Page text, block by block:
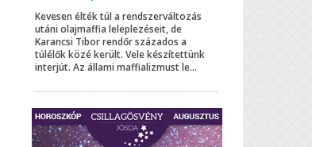
Kevesen élték túl a rendszerváltozás
utáni olajmaffia leleplezéseit, de
Karancsi Tibor rendőr százados a
túlélők közé került. Vele készítettünk
interjút. Az állami maffializmust le...